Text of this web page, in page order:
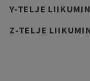
Y-TELJE
Z-TELJE